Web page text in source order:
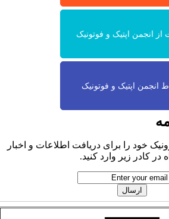
انجمن اپتیک و فوتونیک
انجمن اپتیک و فوتونیک
خود را برای دریافت اطلاعات و اخبار
در کادر زیر وارد کنید.